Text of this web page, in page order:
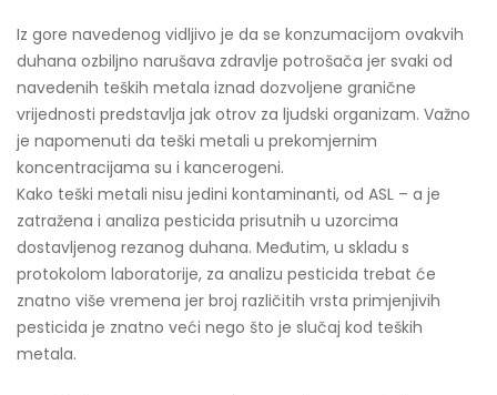
Iz gore navedenog vidljivo je da se konzumacijom ovakvih
duhana ozbiljno narušava zdravlje potrošača jer svaki od
navedenih teških metala iznad dozvoljene granične
vrijednosti predstavlja jak otrov za ljudski organizam. Važno
je napomenuti da teški metali u prekomjernim
koncentracijama su i kancerogeni.
Kako teški metali nisu jedini kontaminanti, od ASL – a je
zatražena i analiza pesticida prisutnih u uzorcima
dostavljenog rezanog duhana. Međutim, u skladu s
protokolom laboratorije, za analizu pesticida trebat će
znatno više vremena jer broj različitih vrsta primjenjivih
pesticida je znatno veći nego što je slučaj kod teških
metala.